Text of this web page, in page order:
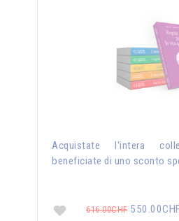
Acquistate l'intera
beneficiate di uno sconto
616.00CHF